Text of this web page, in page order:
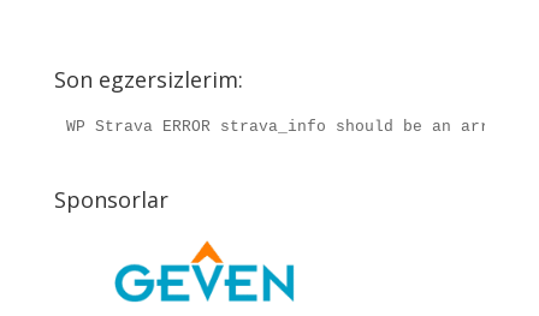
Son egzersizlerim:
WP Strava ERROR strava_info should be an
Sponsorlar